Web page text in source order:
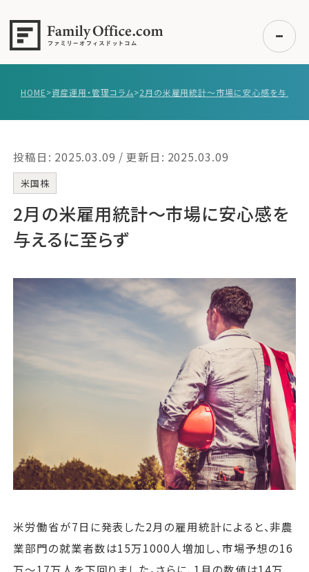
事例紹介
無料講座
コラム
無料ご相談
ファミリーオフィスとは
HOME>資産運用・管理コラム>2月の米雇用統計～市場に安心感を与える
投稿日: 2025.03.09 / 更新日: 2025.03.09
米国株
2月の米雇用統計～市場に安心感を
与えるに至らず
米労働省が7日に発表した2月の雇用統計によると、非農
業部門の就業者数は15万1000人増加し、市場予想の16